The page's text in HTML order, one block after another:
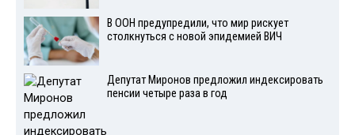
В ООН предупредили, что мир рискует
столкнуться с новой эпидемией ВИЧ
Депутат Миронов предложил индексировать
пенсии четыре раза в год